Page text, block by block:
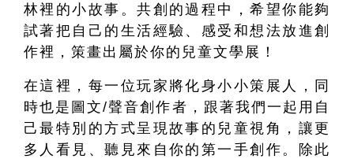
林裡的小故事。共創的過程中，希望你能夠
試著把自己的生活經驗、感受和想法放進創
作裡，策畫出屬於你的兒童文學展！
在這裡，每一位玩家將化身小小策展人，同
時也是圖文/聲音創作者，跟著我們一起用自
己最特別的方式呈現故事的兒童視角，讓更
多人看見、聽見來自你的第一手創作。除此